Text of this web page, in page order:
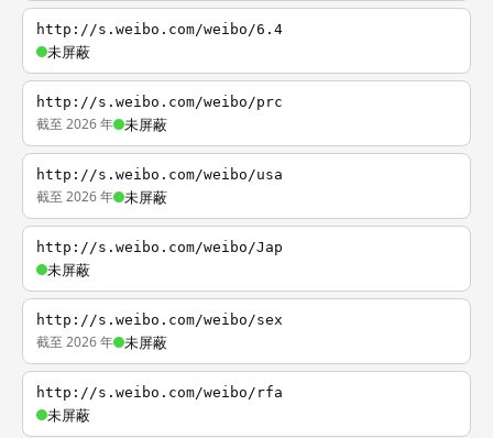
http://s.weibo.com/weibo/6.4
未屏蔽
http://s.weibo.com/weibo/prc
截至 2026 年 未屏蔽
http://s.weibo.com/weibo/usa
截至 2026 年 未屏蔽
http://s.weibo.com/weibo/Jap
未屏蔽
http://s.weibo.com/weibo/sex
截至 2026 年 未屏蔽
http://s.weibo.com/weibo/rfa
未屏蔽